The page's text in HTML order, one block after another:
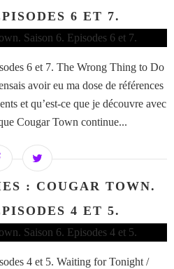
6 ET 7.
6 et 7. The Wrong Thing to Do
avoir eu ma dose de références
et qu’est-ce que je découvre avec
Cougar Town continue...
: COUGAR TOWN.
4 ET 5.
4 et 5. Waiting for Tonight /